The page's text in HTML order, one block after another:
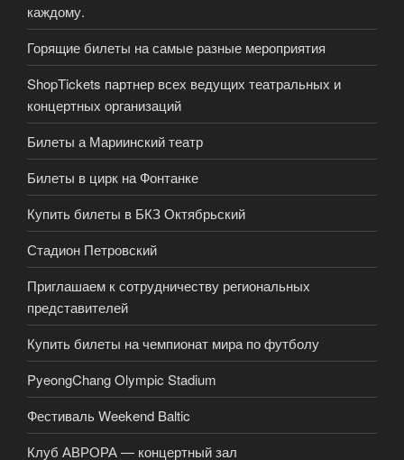
каждому.
Горящие билеты на самые разные мероприятия
ShopTickets партнер всех ведущих театральных и
концертных организаций
Билеты а Мариинский театр
Билеты в цирк на Фонтанке
Купить билеты в БКЗ Октябрьский
Стадион Петровский
Приглашаем к сотрудничеству региональных
представителей
Купить билеты на чемпионат мира по футболу
PyeongChang Olympic Stadium
Фестиваль Weekend Baltic
Клуб АВРОРА — концертный зал